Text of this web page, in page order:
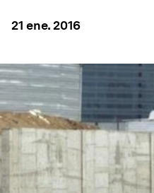
21 ene. 2016